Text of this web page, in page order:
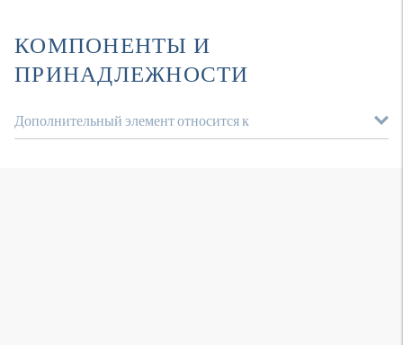
КОМПОНЕНТЫ И
ПРИНАДЛЕЖНОСТИ
Дополнительный элемент относится к